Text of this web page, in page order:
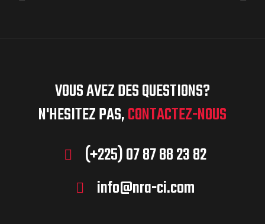
VOUS AVEZ DES QUESTIONS?
N'HESITEZ PAS,CONTACTEZ-NOUS
(+225) 07 87 88 23 82
info@nra-ci.com